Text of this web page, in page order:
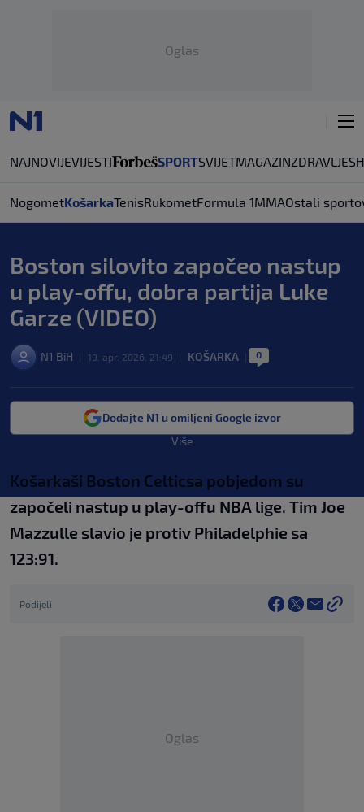
Oglas
NAJNOVIJEVIJESTI SPORTSVIJETMAGAZINZDRAVLJE
NogometKošarkaTenisRukometFormula 1MMAOstali
Boston silovito započeo nastup
u play-offu, dobra partija Luke
Garze (VIDEO)
N1 BiH 19. apr. 2026. 21:49 KOŠARKA 0
Dodajte N1 u omiljeni Google izvor
Više
Košarkaši Boston Celticsa pobjedom su
započeli nastup u play-offu NBA lige. Tim Joe
Mazzulle slavio je protiv Philadelphie sa
123:91.
Podijeli
Oglas